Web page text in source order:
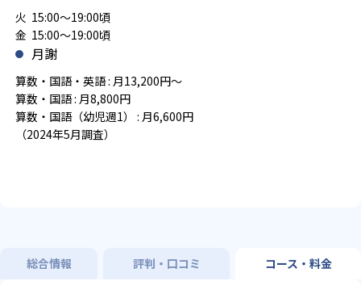
火 15:00～19:00頃
金 15:00～19:00頃
月謝
算数・国語・英語 : 月13,200円～
算数・国語 : 月8,800円
算数・国語（幼児週1） : 月6,600円
（2024年5月調査）
総合情報 評判・口コミ コース・料金